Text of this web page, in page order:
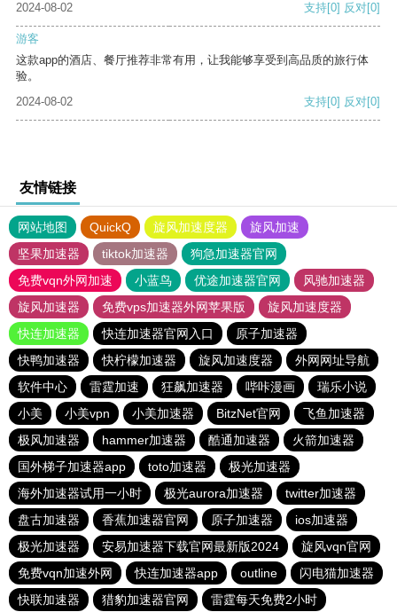
2024-08-02 支持[0] 反对[0]
游客
这款app的酒店、餐厅推荐非常有用，让我能够享受到高品质的旅行体
验。
2024-08-02
支持[0] 反对[0]
友情链接
网站地图 QuickQ 旋风加速度器
旋风加速
坚果加速器
tiktok加速器
狗急加速器官网
免费vqn外网加速
小蓝鸟 优途加速器官网
风驰加速器
旋风加速器
免费vps加速器外网苹果版
旋风加速度器
快连加速器
快连加速器官网入口
原子加速器
快鸭加速器
快柠檬加速器 旋风加速度器
外网网址导航
软件中心
雷霆加速 狂飙加速器 哔咔漫画
瑞乐小说
小美
小美vpn 小美加速器 BitzNet官网
飞鱼加速器
极风加速器
hammer加速器 酷通加速器
火箭加速器
国外梯子加速器app
toto加速器
极光加速器
海外加速器试用一小时
极光aurora加速器
twitter加速器
盘古加速器
香蕉加速器官网 原子加速器
ios加速器
极光加速器
安易加速器下载官网最新版2024
旋风vqn官网
免费vqn加速外网
快连加速器app outline
闪电猫加速器
快联加速器
猎豹加速器官网 雷霆每天免费2小时